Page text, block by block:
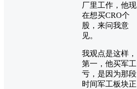
厂里工作，他现
在想买CRO个
股，来问我意
见。
我观点是这样，
第一，他买军工
亏，是因为那段
时间军工板块正